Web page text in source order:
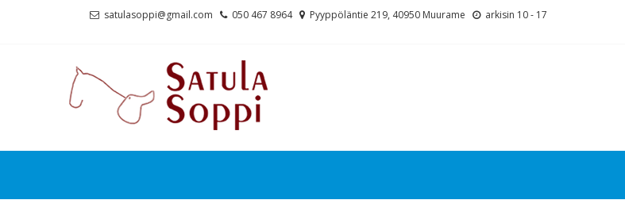
satulasoppi@gmail.com 050 467 8964 Pyyppöläntie 219, 40950 Muurame arkisin 10 - 17